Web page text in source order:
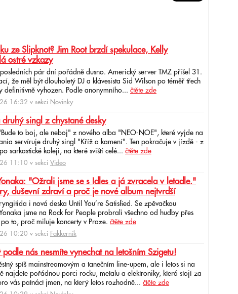
ze Slipknot? Jim Root brzdí spekulace, Kelly
ostré vzkazy
pár dní pořádně dusno. Americký server TMZ přišel 31.
že měl být dlouholetý DJ a klávesista Sid Wilson po téměř třech
definitivně vyhozen. Podle anonymního... čtěte zde
16:32 v sekci Novinky
singl z chystané desky
to boj, ale neboj" z nového alba "NEO-NOE", které vyjde na
servíruje druhý singl "Kříž a kamení". Ten pokračuje v jízdě - z
sarkastické koleji, na které sviští celé... čtěte zde
11:10 v sekci Video
"Ožrali jsme se s Idles a já zvracela v letadle."
duševní zdraví a proč je nové album nejtvrdší
i nová deska Until You’re Satisfied. Se zpěvačkou
jsme na Rock for People probrali všechno od hudby přes
to, proč miluje koncerty v Praze. čtěte zde
10:20 v sekci Fakkerník
nás nesmíte vynechat na letošním Szigetu!
spíš mainstreamovým a tanečním line-upem, ale i letos si na
najdete pořádnou porci rocku, metalu a elektroniky, která stojí za
vás patnáct jmen, na který letos rozhodně... čtěte zde